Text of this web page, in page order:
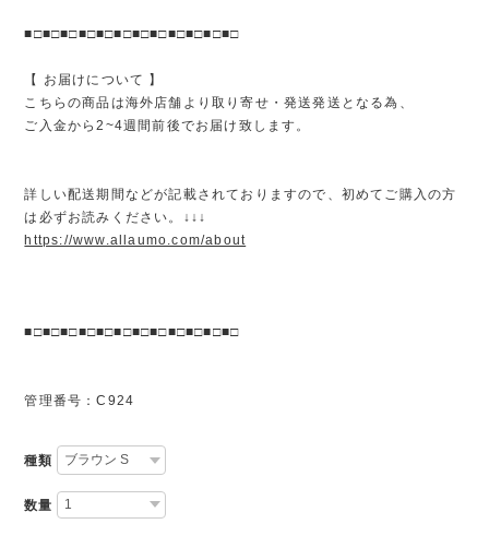
■□■□■□■□■□■□■□■□■□■□■□■□
【 お届けについて 】
こちらの商品は海外店舗より取り寄せ・発送発送となる為、
ご入金から2~4週間前後でお届け致します。
詳しい配送期間などが記載されておりますので、初めてご購入の方
は必ずお読みください。↓↓↓
https://www.allaumo.com/about
■□■□■□■□■□■□■□■□■□■□■□■□
管理番号：C924
種類
数量